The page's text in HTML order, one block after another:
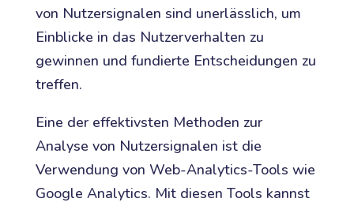
von Nutzersignalen sind unerlässlich, um
Einblicke in das Nutzerverhalten zu
gewinnen und fundierte Entscheidungen zu
treffen.
Eine der effektivsten Methoden zur
Analyse von Nutzersignalen ist die
Verwendung von Web-Analytics-Tools wie
Google Analytics. Mit diesen Tools kannst